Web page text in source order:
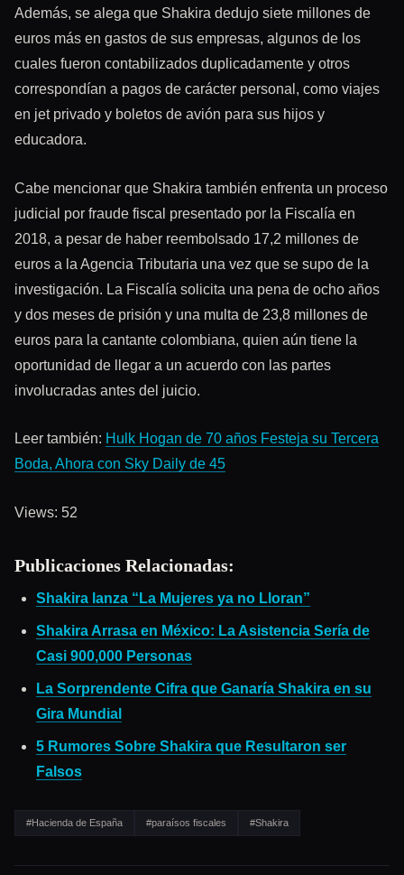
Además, se alega que Shakira dedujo siete millones de
euros más en gastos de sus empresas, algunos de los
cuales fueron contabilizados duplicadamente y otros
correspondían a pagos de carácter personal, como viajes
en jet privado y boletos de avión para sus hijos y
educadora.
Cabe mencionar que Shakira también enfrenta un proceso
judicial por fraude fiscal presentado por la Fiscalía en
2018, a pesar de haber reembolsado 17,2 millones de
euros a la Agencia Tributaria una vez que se supo de la
investigación. La Fiscalía solicita una pena de ocho años
y dos meses de prisión y una multa de 23,8 millones de
euros para la cantante colombiana, quien aún tiene la
oportunidad de llegar a un acuerdo con las partes
involucradas antes del juicio.
Leer también: Hulk Hogan de 70 años Festeja su Tercera
Boda, Ahora con Sky Daily de 45
Views: 52
Publicaciones Relacionadas:
Shakira lanza “La Mujeres ya no Lloran”
Shakira Arrasa en México: La Asistencia Sería de
Casi 900,000 Personas
La Sorprendente Cifra que Ganaría Shakira en su
Gira Mundial
5 Rumores Sobre Shakira que Resultaron ser
Falsos
#Hacienda de España #paraísos fiscales #Shakira